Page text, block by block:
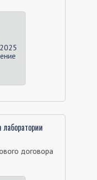
лаборатории
договора